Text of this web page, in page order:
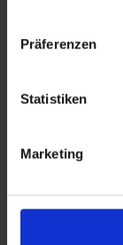
Präferenzen
Statistiken
Marketing